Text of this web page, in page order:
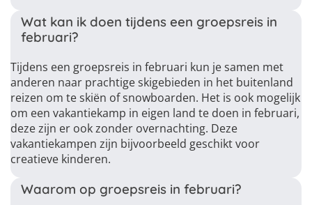
Wat kan ik doen tijdens een groepsreis in
februari?
Tijdens een groepsreis in februari kun je samen met
anderen naar prachtige skigebieden in het buitenland
reizen om te skiën of snowboarden. Het is ook mogelijk
om een vakantiekamp in eigen land te doen in februari,
deze zijn er ook zonder overnachting. Deze
vakantiekampen zijn bijvoorbeeld geschikt voor
creatieve kinderen.
Waarom op groepsreis in februari?